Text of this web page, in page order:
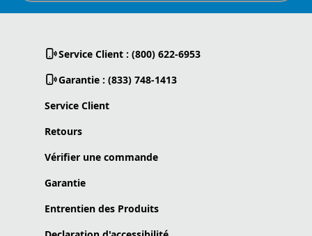
Service Client : (800) 622-6953
Garantie : (833) 748-1413
Service Client
Retours
Vérifier une commande
Garantie
Entrentien des Produits